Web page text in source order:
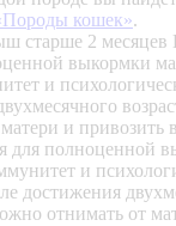
кошек».
старше 2 месяцев
выкормки
и
и
для полноценной
и
достижения
отнимать от